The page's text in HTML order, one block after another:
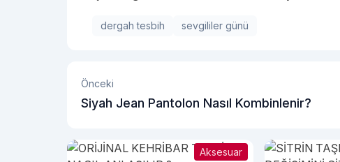
dergah tesbih sevgililer günü
Önceki
Siyah Jean Pantolon Nasıl Kombinlenir?
Aksesuar